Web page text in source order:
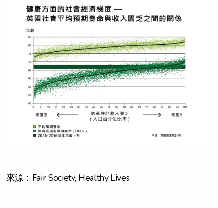
來源：Fair Society, Healthy Lives